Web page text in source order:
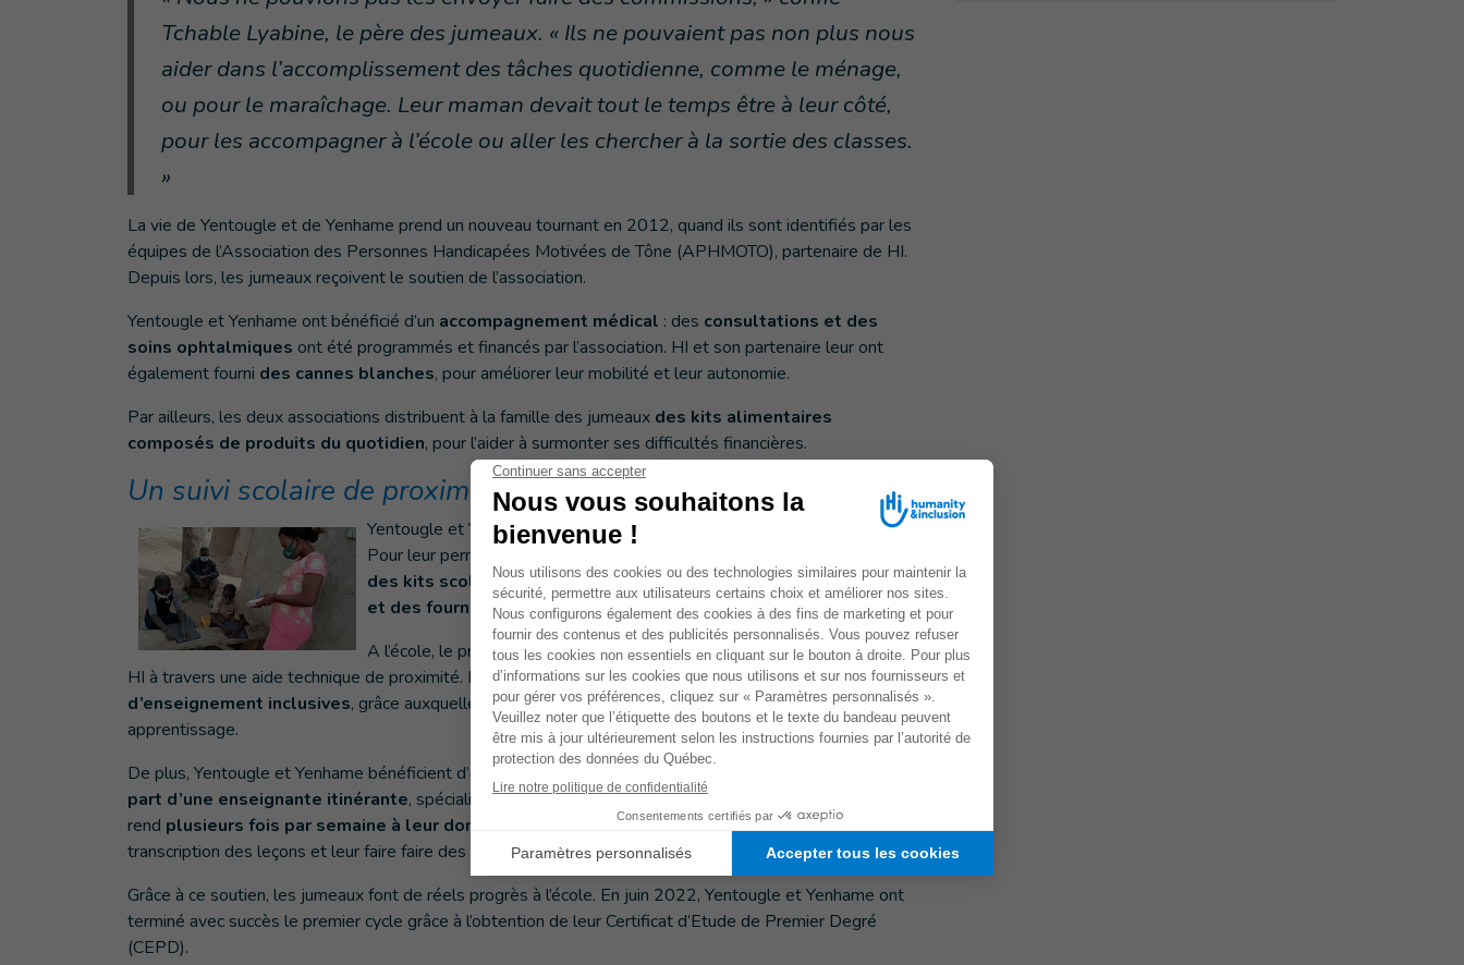
Tchable Lyabine, le père des jumeaux. « Ils ne pouvaient pas non plus nous
aider dans l’accomplissement des tâches quotidienne, comme le ménage,
ou pour le maraîchage. Leur maman devait tout le temps être à leur côté,
pour les accompagner à l’école ou aller les chercher à la sortie des classes.
»
La vie de Yentougle et de Yenhame prend un nouveau tournant en 2012, quand ils sont identifiés par les
équipes de l’Association des Personnes Handicapées Motivées de Tône (APHMOTO), partenaire de HI.
Depuis lors, les jumeaux reçoivent le soutien de l’association.
Yentougle et Yenhame ont bénéficié d’un accompagnement médical : des consultations et des
soins ophtalmiques ont été programmés et financés par l’association. HI et son partenaire leur ont
également fourni des cannes blanches, pour améliorer leur mobilité et leur autonomie.
Par ailleurs, les deux associations distribuent à la famille des jumeaux des kits alimentaires
composés de produits du quotidien, pour l’aider à surmonter ses difficultés financières.
Un suivi scolaire de proximité
Yentougle et Yenhame sont inscrits dans l’école primaire de leur village.
Pour leur permettre d’étudier dans de bonnes conditions, HI leur a donné
des kits scolaires incluant des tenues, des sacs, des chaussures
et des fournitures scolaires adaptées à leurs besoins spécifiques.
A l’école, le professeur de Yentougle et de Yenhame reçoit un soutien de
HI à travers une aide technique de proximité. Il estformé à des techniques et à des méthodes
d’enseignement inclusives, grâce auxquelles il peut mieux accompagner les jumeaux dans leur
apprentissage.
De plus, Yentougle et Yenhame bénéficient d’un accompagnement pédagogique sur-mesure de la
part d’une enseignante itinérante, spécialisée sur la déficience visuelle et le braille. Cette dernière se
rend plusieurs fois par semaine à leur domicile
, pour assurer des cours de soutien scolaire, réaliser la
transcription des leçons et leur faire faire des exercices en braille.
Grâce à ce soutien, les jumeaux font de réels progrès à l’école. En juin 2022, Yentougle et Yenhame ont
terminé avec succès le premier cycle grâce à l’obtention de leur Certificat d’Etude de Premier Degré
(CEPD).